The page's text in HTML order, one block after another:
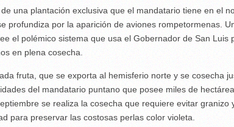
una plantación exclusiva que el mandatario tiene en el
profundiza por la aparición de aviones rompetormenas.
el polémico sistema que usa el Gobernador de San Luis
en plena cosecha.
fruta, que se exporta al hemisferio norte y se cosecha
del mandatario puntano que posee miles de
se realiza la cosecha que requiere evitar granizo
para preservar las costosas perlas color violeta.